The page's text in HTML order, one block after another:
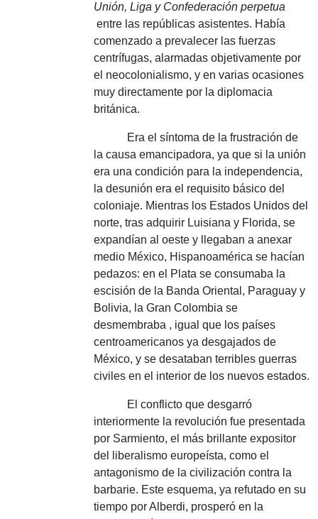
Unión, Liga y Confederación perpetua
entre las repúblicas asistentes. Había
comenzado a prevalecer las fuerzas
centrífugas, alarmadas objetivamente por
el neocolonialismo, y en varias ocasiones
muy directamente por la diplomacia
británica.
Era el síntoma de la frustración de
la causa emancipadora, ya que si la unión
era una condición para la independencia,
la desunión era el requisito básico del
coloniaje. Mientras los Estados Unidos del
norte, tras adquirir Luisiana y Florida, se
expandían al oeste y llegaban a anexar
medio México, Hispanoamérica se hacían
pedazos: en el Plata se consumaba la
escisión de la Banda Oriental, Paraguay y
Bolivia, la Gran Colombia se
desmembraba , igual que los países
centroamericanos ya desgajados de
México, y se desataban terribles guerras
civiles en el interior de los nuevos estados.
El conflicto que desgarró
interiormente la revolución fue presentada
por Sarmiento, el más brillante expositor
del liberalismo europeísta, como el
antagonismo de la civilización contra la
barbarie. Este esquema, ya refutado en su
tiempo por Alberdi, prosperó en la